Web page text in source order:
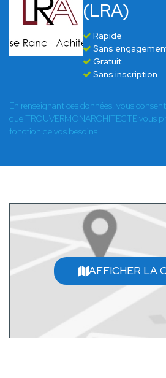
(LRA)
Rapide
Sans
Gratuit
Sans inscription
En renseignant ces données, vous
que TROUVERMONARCHITECTE vous
fonction de vos besoins.
AFFICHER LA